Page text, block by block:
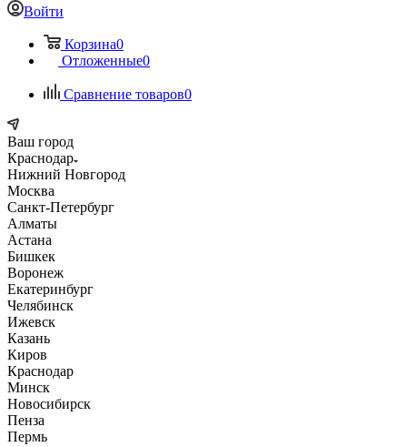
Войти
Корзина0
Отложенные0
Сравнение товаров0
Ваш город
Краснодар
Нижний Новгород
Москва
Санкт-Петербург
Алматы
Астана
Бишкек
Воронеж
Екатеринбург
Челябинск
Ижевск
Казань
Киров
Краснодар
Минск
Новосибирск
Пенза
Пермь